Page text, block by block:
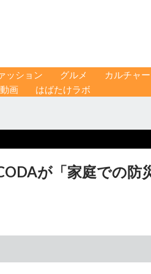
ッション グルメ カルチャー
動画 はばたけラボ
が「家庭での防